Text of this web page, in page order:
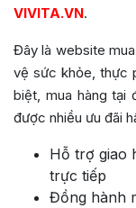
VIVITA.VN.
Đây là website
vệ sức khỏe, thực
biệt, mua hàng tại
được nhiều ưu đãi
Hỗ trợ giao
trực tiếp
Đồng hành